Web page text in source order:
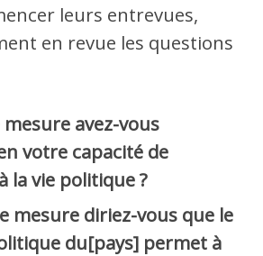
leurs entrevues,
en revue les questions
avez-vous
votre capacité de
la vie politique ?
mesure diriez-vous que le
du[pays] permet à